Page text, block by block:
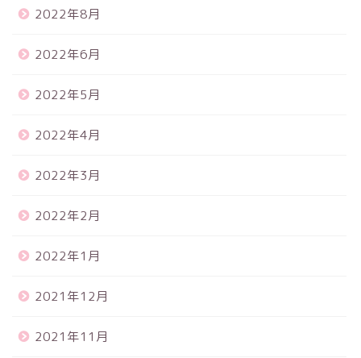
2022年8月
2022年6月
2022年5月
2022年4月
2022年3月
2022年2月
2022年1月
2021年12月
2021年11月